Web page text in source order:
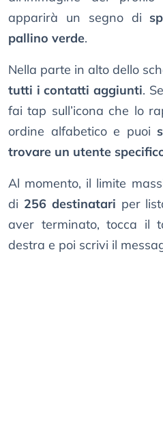
apparirà un segno di
pallino verde.
Nella parte in alto dello
tutti i contatti aggiunti.
fai tap sull’icona che lo
ordine alfabetico e puoi
trovare un utente
Al momento, il limite
di 256 destinatari per
aver terminato, tocca il
destra e poi scrivi il